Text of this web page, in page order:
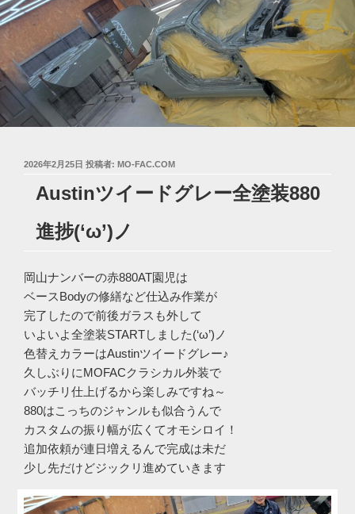
投
2026年2月25日 投稿者: MO-FAC.COM
Austinツイードグレー全塗装880
進捗(‘ω’)ノ
岡山ナンバーの赤880AT園児は
ベースBodyの修繕など仕込み作業が
完了したので前後ガラスも外して
いよいよ全塗装STARTしました(‘ω’)ノ
色替えカラーはAustinツイードグレー♪
久しぶりにMOFACクラシカル外装で
バッチリ仕上げるから楽しみですね～
880はこっちのジャンルも似合うんで
カスタムの振り幅が広くてオモシロイ！
追加依頼が連日増えるんで完成は未だ
少し先だけどジックリ進めていきます